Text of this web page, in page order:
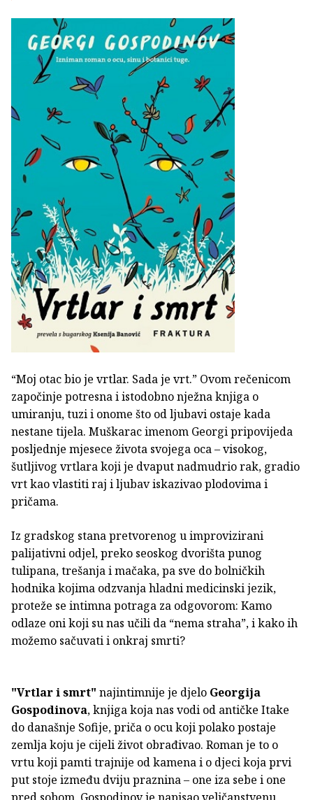
“Moj otac bio je vrtlar. Sada je vrt.” Ovom rečenicom
započinje potresna i istodobno nježna knjiga o
umiranju, tuzi i onome što od ljubavi ostaje kada
nestane tijela. Muškarac imenom Georgi pripovijeda
posljednje mjesece života svojega oca – visokog,
šutljivog vrtlara koji je dvaput nadmudrio rak, gradio
vrt kao vlastiti raj i ljubav iskazivao plodovima i
pričama.
Iz gradskog stana pretvorenog u improvizirani
palijativni odjel, preko seoskog dvorišta punog
tulipana, trešanja i mačaka, pa sve do bolničkih
hodnika kojima odzvanja hladni medicinski jezik,
proteže se intimna potraga za odgovorom: Kamo
odlaze oni koji su nas učili da “nema straha”, i kako ih
možemo sačuvati i onkraj smrti?
"Vrtlar i smrt" najintimnije je djelo Georgija
Gospodinova, knjiga koja nas vodi od antičke Itake
do današnje Sofije, priča o ocu koji polako postaje
zemlja koju je cijeli život obrađivao. Roman je to o
vrtu koji pamti trajnije od kamena i o djeci koja prvi
put stoje između dviju praznina – one iza sebe i one